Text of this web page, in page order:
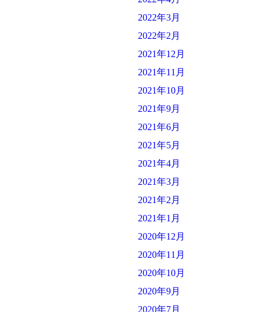
2022年3月
2022年2月
2021年12月
2021年11月
2021年10月
2021年9月
2021年6月
2021年5月
2021年4月
2021年3月
2021年2月
2021年1月
2020年12月
2020年11月
2020年10月
2020年9月
2020年7月